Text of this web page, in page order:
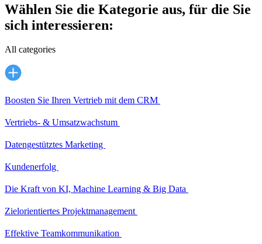
Wählen Sie die Kategorie aus, für die Sie
sich interessieren:
All categories
Boosten Sie Ihren Vertrieb mit dem CRM
Vertriebs- & Umsatzwachstum
Datengestütztes Marketing
Kundenerfolg
Die Kraft von KI, Machine Learning & Big Data
Zielorientiertes Projektmanagement
Effektive Teamkommunikation